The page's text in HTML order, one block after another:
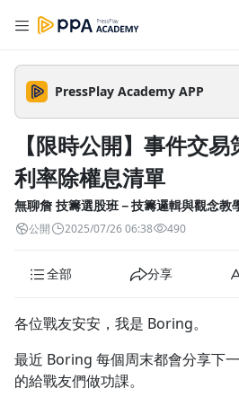
註冊領取 上千元
公告
🌞 PPA 避暑津貼．冷氣房升
🥵 酷暑限時快閃｜單筆滿
2% 點數回饋！🚀 酷暑來襲．偷
進修 限時開跑】◾單筆滿
即日起 - 8/13（只有一週）-📣 酷
無上限🔥購買任一課程 or 訂閱✅
$5,000 回饋 2% 點數🎁 此為 PPA
入好友👉 享有「渠道專屬活動」及
5 天前
PressPlay Academy APP
【限時公開】事件交
利率除權息清單
無聊詹 技籌選股班－技籌邏輯與觀念教
公開 2025/07/26 06:38 490
全部 分享
各位戰友安安，我是 Boring。
最近 Boring 每個周末都會分享下
的給戰友們做功課。
--:--
1.0x
2.0x
1.5x
追蹤列表
去逛逛
清除全部